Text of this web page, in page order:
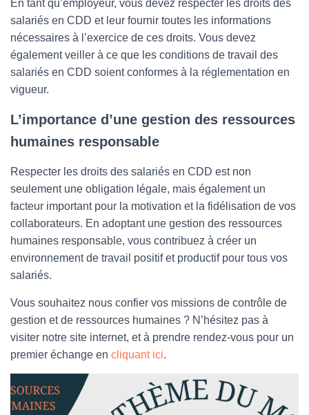
En tant qu’employeur, vous devez respecter les droits des
salariés en CDD et leur fournir toutes les informations
nécessaires à l’exercice de ces droits. Vous devez
également veiller à ce que les conditions de travail des
salariés en CDD soient conformes à la réglementation en
vigueur.
L’importance d’une gestion des ressources
humaines responsable
Respecter les droits des salariés en CDD est non
seulement une obligation légale, mais également un
facteur important pour la motivation et la fidélisation de vos
collaborateurs. En adoptant une gestion des ressources
humaines responsable, vous contribuez à créer un
environnement de travail positif et productif pour tous vos
salariés.
Vous souhaitez nous confier vos missions de contrôle de
gestion et de ressources humaines ? N’hésitez pas à
visiter notre site internet, et à prendre rendez-vous pour un
premier échange en cliquant ici.